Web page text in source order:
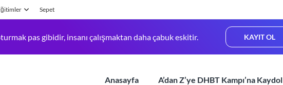
Sepet
pas gibidir, insanı çalışmaktan daha çabuk eskitir. KAYIT OL
Anasayfa A’dan Z’ye DHBT Kampı’na Kaydol